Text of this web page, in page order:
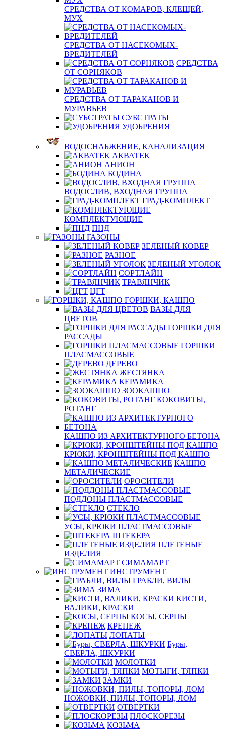
СРЕДСТВА ОТ КОМАРОВ, КЛЕЩЕЙ,
МУХ
СРЕДСТВА ОТ НАСЕКОМЫХ-
ВРЕДИТЕЛЕЙ
СРЕДСТВА
ОТ СОРНЯКОВ
СРЕДСТВА ОТ ТАРАКАНОВ И
МУРАВЬЕВ
СУБСТРАТЫ
УДОБРЕНИЯ
ВОДОСНАБЖЕНИЕ, КАНАЛИЗАЦИЯ
АКВАТЕК
АНИОН
БОДИНА
ВОДОСЛИВ, ВХОДНАЯ ГРУППА
ГРАД-КОМПЛЕКТ
КОМПЛЕКТУЮЩИЕ
ПНД
ГАЗОНЫ
ЗЕЛЕНЫЙ КОВЕР
РАЗНОЕ
ЗЕЛЕНЫЙ УГОЛОК
СОРТЛАЙН
ТРАВЯНЧИК
ЦГТ
ГОРШКИ, КАШПО
ВАЗЫ ДЛЯ
ЦВЕТОВ
ГОРШКИ ДЛЯ
РАССАДЫ
ГОРШКИ
ПЛАСМАССОВЫЕ
ДЕРЕВО
ЖЕСТЯНКА
КЕРАМИКА
ЗООКАШПО
КОКОВИТЫ,
РОТАНГ
КАШПО ИЗ АРХИТЕКТУРНОГО БЕТОНА
КРЮКИ, КРОНШТЕЙНЫ ПОД КАШПО
КАШПО
МЕТАЛИЧЕСКИЕ
ОРОСИТЕЛИ
ПОДДОНЫ ПЛАСТМАССОВЫЕ
СТЕКЛО
УСЫ, КРЮКИ ПЛАСТМАССОВЫЕ
ШТЕКЕРА
ПЛЕТЕНЫЕ
ИЗДЕЛИЯ
СИМАМАРТ
ИНСТРУМЕНТ
ГРАБЛИ, ВИЛЫ
ЗИМА
КИСТИ,
ВАЛИКИ, КРАСКИ
КОСЫ, СЕРПЫ
КРЕПЕЖ
ЛОПАТЫ
Буры,
СВЕРЛА, ШКУРКИ
МОЛОТКИ
МОТЫГИ, ТЯПКИ
ЗАМКИ
НОЖОВКИ, ПИЛЫ, ТОПОРЫ, ЛОМ
ОТВЕРТКИ
ПЛОСКОРЕЗЫ
КОЗЬМА